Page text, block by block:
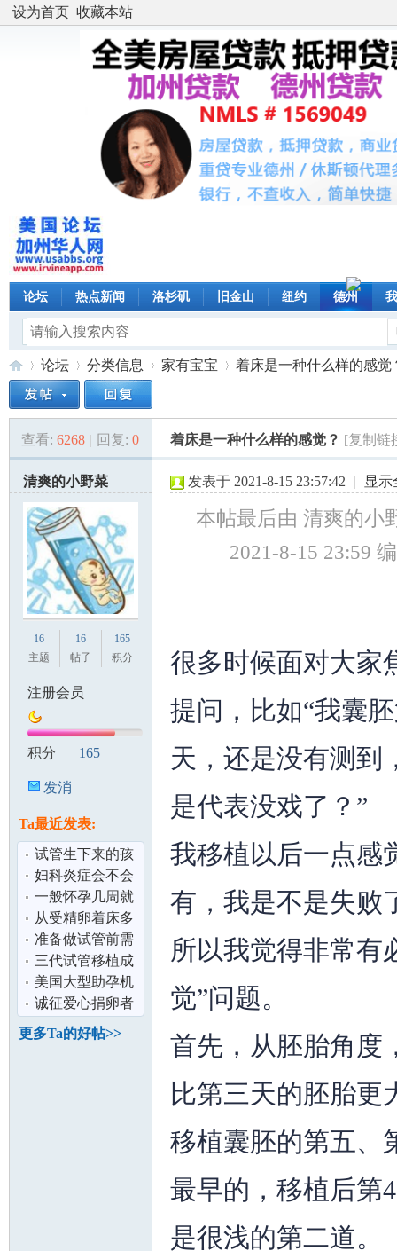
设为首页 收藏本站
论坛 热点新闻 洛杉矶 旧金山 纽约 德州
美»
论坛
›
分类信息 家有宝宝
›
着床是一种什么样的感觉
查看: 6268 | 回复: 0 着床是一种什么样的感觉？ [复制链
清爽的小野菜
16
主题
16
帖子
165
积分
注册会员
积分 165
发消
Ta最近发表:
试管生下来的孩
子健康吗？/做试
管会不会很
妇科炎症会不会
影响怀孕生育 /
去做试管婴
一般怀孕几周就
会出现胎心胎
芽？/第一次怀
从受精卵着床多
久可以知道怀
孕？
准备做试管前需
要做些什么？
三代试管移植成
功率高吗？
美国大型助孕机
构简介
诚征爱心捐卵者
更多Ta的好帖>>
发表于 2021-8-15 23:57:42 | 显示
本帖最后由 清爽的小
2021-8-15 23:59
很多时候面对大家
提问，比如“我囊
天，还是没有测到
是代表没戏了？”
我移植以后一点感
有，我是不是失败
所以我觉得非常有
觉”问题。
首先，从胚胎角度
比第三天的胚胎更
移植囊胚的第五、
最早的，移植后第
是很浅的第二道。